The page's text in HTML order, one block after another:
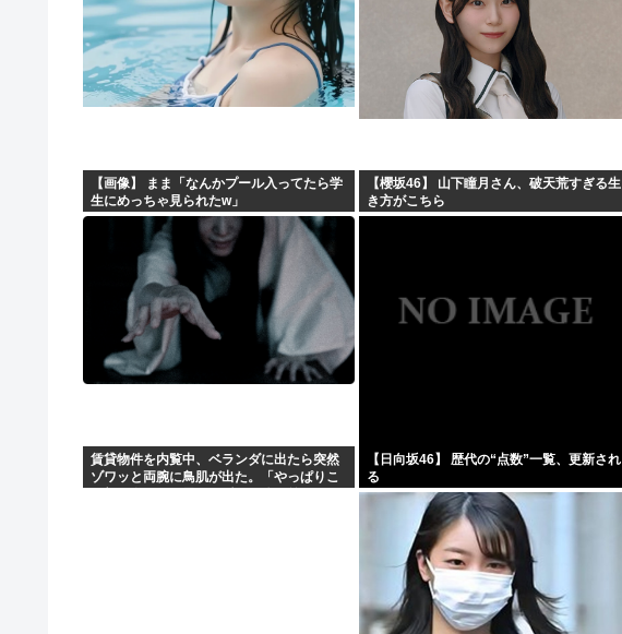
【画像】 まま「なんかプール入ってたら学
生にめっちゃ見られたw」
【櫻坂46】 山下瞳月さん、破天荒すぎる生
き方がこちら
賃貸物件を内覧中、ベランダに出たら突然
ゾワッと両腕に鳥肌が出た。「やっぱりこ
【日向坂46】 歴代の“点数”一覧、更新され
る